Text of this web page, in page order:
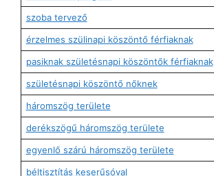
szoba tervező
érzelmes szülinapi köszöntő férfiaknak
pasiknak születésnapi köszöntők férfiaknak
születésnapi köszöntő nőknek
háromszög területe
derékszögű háromszög területe
egyenlő szárú háromszög területe
béltisztítás keserűsóval